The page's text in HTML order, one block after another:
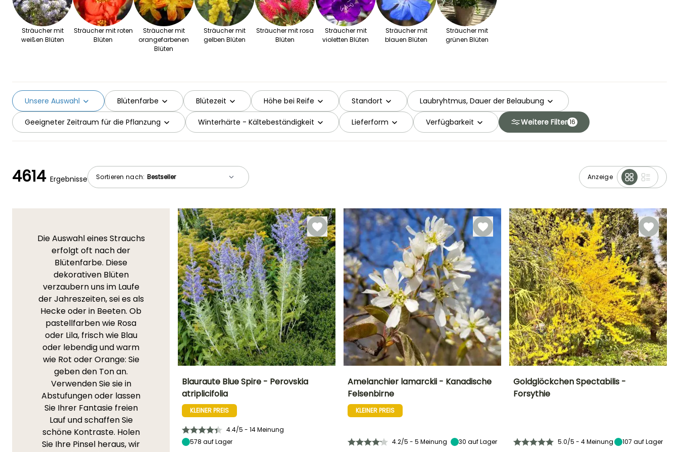
Sträucher mit
weißen Blüten
Sträucher mit roten
Blüten
Sträucher mit
orangefarbenen
Blüten
Sträucher mit
gelben Blüten
Sträucher mit rosa
Blüten
Sträucher mit
violetten Blüten
Sträucher mit
blauen Blüten
Sträucher mit
grünen Blüten
Blütenfarbe Blütezeit Höhe bei Reife Standort Laubryhtmus, Dauer der Belaubung
Geeigneter Zeitraum für die Pflanzung Winterhärte - Kältebeständigkeit Lieferform
Unsere Auswahl
Verfügbarkeit Weitere Filter 16
Sortieren nach: Anzeige
4614 Ergebnisse
Die Auswahl eines Strauchs
erfolgt oft nach der
Blütenfarbe. Diese
dekorativen Blüten
verzaubern uns im Laufe
der Jahreszeiten, sei es als
Hecke oder in Beeten. Ob
pastellfarben wie Rosa
oder Lila, frisch wie Blau
oder lebendig und warm
wie Rot oder Orange: Sie
geben den Ton an.
Verwenden Sie sie in
Abstufungen oder lassen
Sie Ihrer Fantasie freien
Lauf und schaffen Sie
schöne Kontraste. Holen
Sie Ihre Pinsel heraus, wir
1.20 m
Blauraute Blue Spire - Perovskia
atriplicifolia
KLEINER PREIS
4.4/5 - 14 Meinung
578 auf Lager
7 m
Amelanchier lamarckii - Kanadische
Felsenbirne
KLEINER PREIS
4.2/5 - 5 Meinung 30 auf Lager
Goldglöckchen Spectabilis -
Forsythie
5.0/5 - 4 Meinung 107 auf Lager